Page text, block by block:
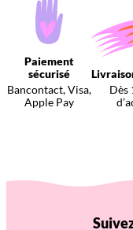
Paiement
sécurisé
Bancontact, Visa,
Apple Pay
Dès